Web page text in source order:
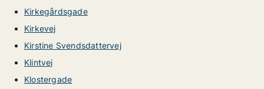
Kirkegårdsgade
Kirkevej
Kirstine Svendsdattervej
Klintvej
Klostergade